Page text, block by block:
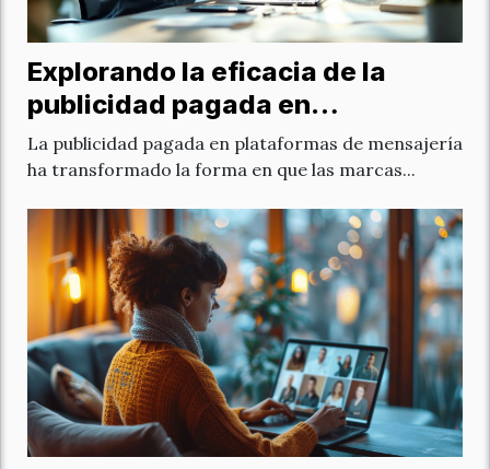
Explorando la eficacia de la
publicidad pagada en
plataformas de mensajería
La publicidad pagada en plataformas de mensajería
ha transformado la forma en que las marcas...